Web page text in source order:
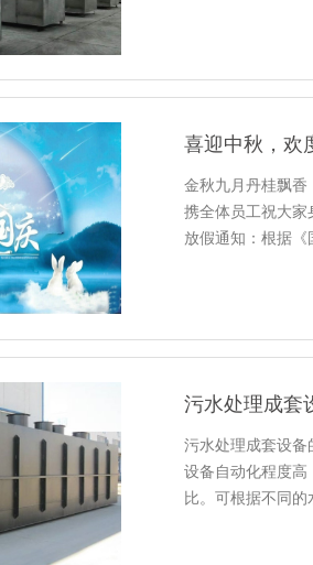
喜迎中秋，欢
金秋九月丹桂飘香
携全体员工祝大家
放假通知：根据《
污水处理成套
污水处理成套设备
设备自动化程度高
比。可根据不同的